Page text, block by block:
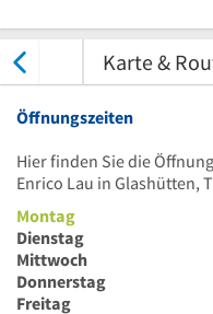
Karte &
Öffnungszeiten
Hier finden Sie die
Enrico Lau in Glashütten,
Montag
Dienstag
Mittwoch
Donnerstag
Freitag